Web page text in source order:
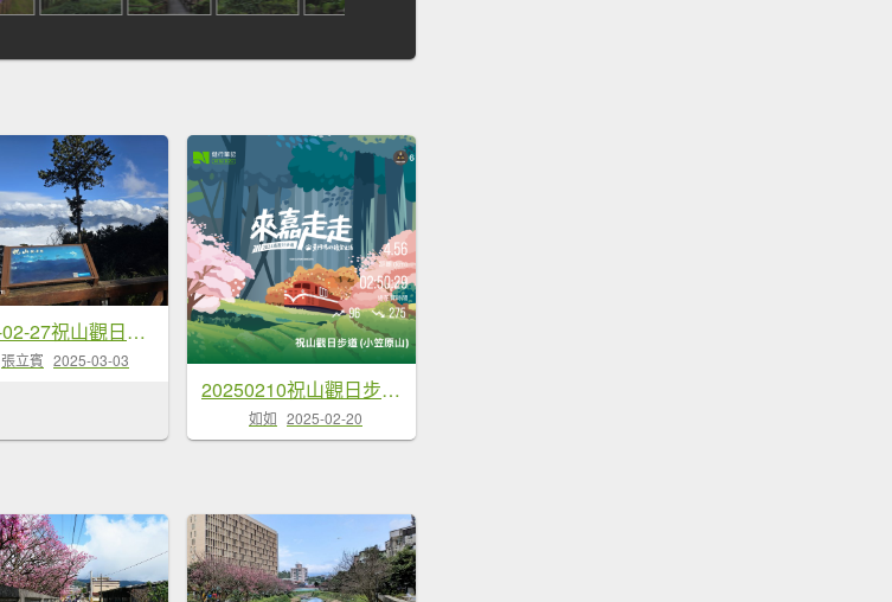
2025-02-27祝山觀日步道（小笠原山）
張立賓 2025-03-03
20250210祝山觀日步道(小笠原山)
如如 2025-02-20